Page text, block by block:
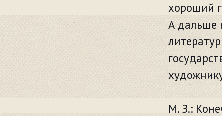
хороший
А дальше
М. З.: